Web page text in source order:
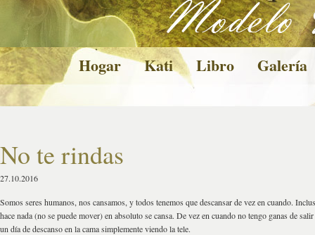
Hogar Kati Libro Galería
No te rindas
27.10.2016
Somos seres humanos, nos cansamos, y todos tenemos que descansar de vez en cuando.
hace nada (no se puede mover) en absoluto se cansa. De vez en cuando no tengo ganas de
un día de descanso en la cama simplemente viendo la tele.